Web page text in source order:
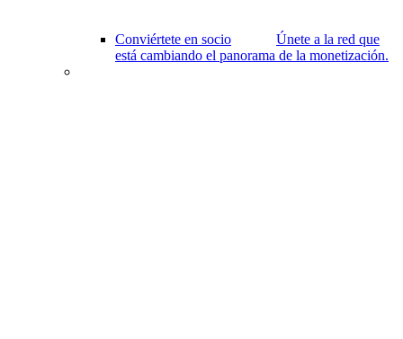
Conviértete en socio
Únete a la red que
está cambiando el panorama de la monetización.